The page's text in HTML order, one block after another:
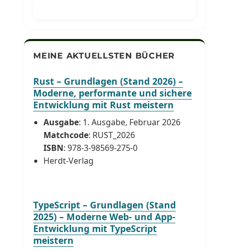
MEINE AKTUELLSTEN BÜCHER
Rust – Grundlagen (Stand 2026) –
Moderne, performante und sichere
Entwicklung mit Rust meistern
Ausgabe: 1. Ausgabe, Februar 2026
Matchcode: RUST_2026
ISBN: 978-3-98569-275-0
Herdt-Verlag
TypeScript – Grundlagen (Stand
2025) – Moderne Web- und App-
Entwicklung mit TypeScript
meistern